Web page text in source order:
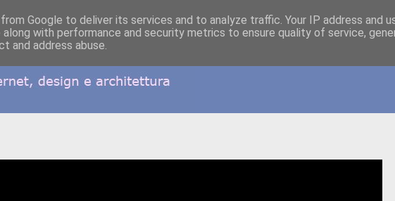
Google to deliver its services and to analyze traffic. Your IP address and
along with performance and security metrics to ensure quality of service,
and address abuse.